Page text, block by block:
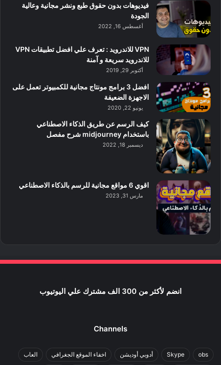
فيديوهات بدون حقوق طبع ونشر مجانية وعالية
الجودة
أغسطس 16, 2022
VPN للاندرويد : تعرف علي افضل تطبيقات VPN
للاندرويد سريعة و آمنة
أكتوبر 29, 2019
افضل 3 برامج مونتاج مجانية للكمبيوتر تعمل على
الاجهزة الضعيفة
يونيو 22, 2020
كيف الرسم عن طريق الذكاء الاصطناعي
باستخدام midjourney شرح مفصل
ديسمبر 18, 2022
اقوي 6 مواقع مجانية للرسم بالذكاء الاصطناعي
مارس 31, 2023
انضم لأكثر من 300 الف مشترك علي اليوتيوب
Channels
obs
Skype أدوبي أوديشن اخفاء الموقع الجغرافي العاب